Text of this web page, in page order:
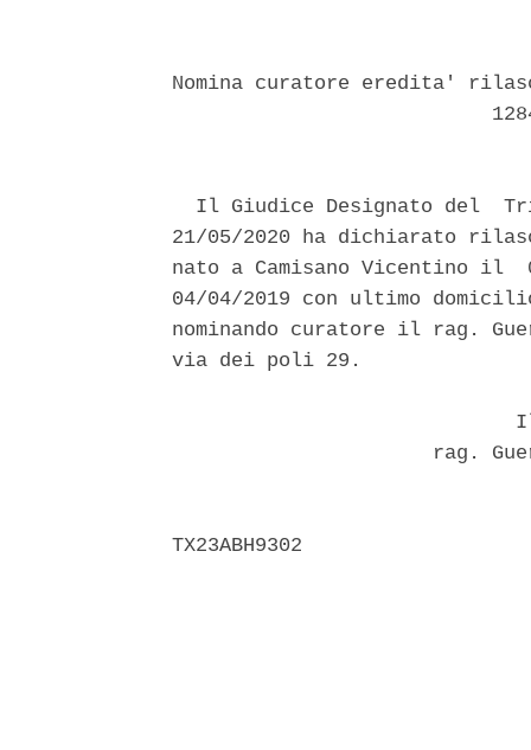
Nomina curatore eredita'
Il Giudice Designato del
21/05/2020 ha dichiarato
nato a Camisano Vicentino il
04/04/2019 con ultimo
nominando curatore il rag.
via dei poli 29.
rag.